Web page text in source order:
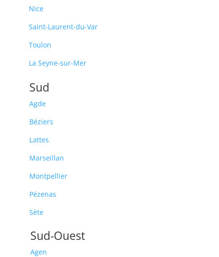
Nice
Saint-Laurent-du-Var
Toulon
La Seyne-sur-Mer
Sud
Agde
Béziers
Lattes
Marseillan
Montpellier
Pézenas
Sète
Sud-Ouest
Agen